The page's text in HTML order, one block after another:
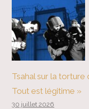
Tsahal sur la torture
Tout est légitime »
30 juillet 2026